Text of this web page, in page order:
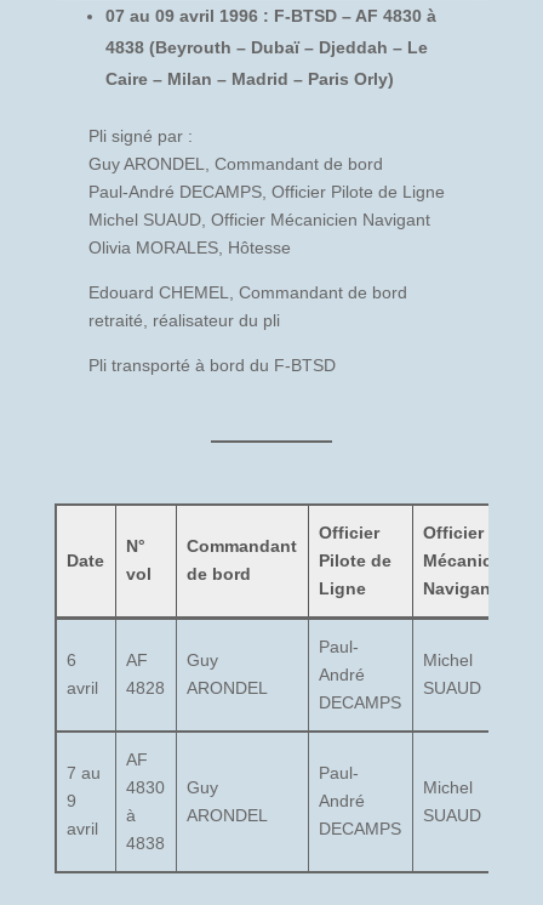
07 au 09 avril 1996 : F-BTSD – AF 4830 à
4838 (Beyrouth – Dubaï – Djeddah – Le
Caire – Milan – Madrid – Paris Orly)
Pli signé par :
Guy ARONDEL, Commandant de bord
Paul-André DECAMPS, Officier Pilote de Ligne
Michel SUAUD, Officier Mécanicien Navigant
Olivia MORALES, Hôtesse
Edouard CHEMEL, Commandant de bord
retraité, réalisateur du pli
Pli transporté à bord du F-BTSD
Date
N°
vol
Commandant
de bord
Officier
Pilote de
Ligne
Officier
Mécanicien
Navigant
6
avril
AF
4828
Guy
ARONDEL
Paul-
André
DECAMPS
Michel
SUAUD
7 au
9
avril
AF
4830
à
4838
Guy
ARONDEL
Paul-
André
DECAMPS
Michel
SUAUD